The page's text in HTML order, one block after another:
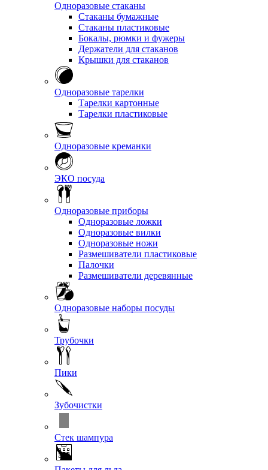
Одноразовые стаканы
Стаканы бумажные
Стаканы пластиковые
Бокалы, рюмки и фужеры
Держатели для стаканов
Крышки для стаканов
Одноразовые тарелки
Тарелки картонные
Тарелки пластиковые
Одноразовые креманки
ЭКО посуда
Одноразовые приборы
Одноразовые ложки
Одноразовые вилки
Одноразовые ножи
Размешиватели пластиковые
Палочки
Размешиватели деревянные
Одноразовые наборы посуды
Трубочки
Пики
Зубочистки
Стек шампура